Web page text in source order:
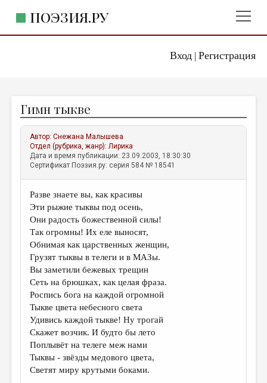
Вход| Регистрация
ПОЭЗИЯ.РУ
ЖАНРЫ
АВТОРЫ
КОММЕНТАРИИ
ЛИТСАЛОН
НОВОСТИ
ПРАВИЛА САЙТА
ОТДЕЛЫ И РУБРИКИ
ИЗБРАННОЕ
ДАЙДЖЕСТ
ПРОИЗВЕДЕНИЯ
ПЕРЕВОДЫ
КОНКУРСЫ
ДЕТСКАЯ КОМНАТА
Гимн тыкве
Автор:Снежана Малышева
Отдел (рубрика, жанр):Лирика
Дата и время публикации: 23.09.2003, 18:30:30
Сертификат Поэзия.ру: серия 584 № 18541
Разве знаете вы, как красивы
Эти рыжие тыквы под осень,
Они радость божественной силы!
Так огромны! Их еле выносят,
Обнимая как царственных женщин,
Грузят тыквы в телеги и в МАЗы.
Вы заметили бежевых трещин
Сеть на брюшках, как целая фраза.
Роспись бога на каждой огромной
Тыкве цвета небесного света
Удивись каждой тыкве! Ну трогай
Скажет возчик. И будто бы лето
Поплывёт на телеге меж нами
Тыквы - звёзды медового цвета,
Светят миру крутыми боками.